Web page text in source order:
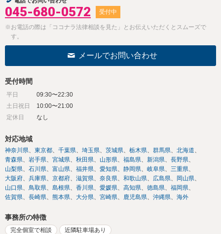
045-680-0572 受付中
※お電話の際は「ココナラ法律相談を見た」とお伝えいただくとスムーズで
す。
メールでお問い合わせ
受付時間
平日
09:30〜22:30
土日祝日
10:00〜21:00
定休日
なし
対応地域
神奈川県 東京都 千葉県 埼玉県 茨城県 栃木県 群馬県
北海道
青森県
岩手県 宮城県 秋田県 山形県 福島県 新潟県
長野県
山梨県
石川県 富山県 福井県 愛知県 静岡県 岐阜県
三重県
大阪府
兵庫県 京都府 滋賀県 奈良県 和歌山県 広島県
岡山県
山口県
鳥取県 島根県 香川県 愛媛県 高知県 徳島県
福岡県
佐賀県
長崎県 熊本県 大分県 宮崎県 鹿児島県 沖縄県 海外
事務所の特徴
完全個室で相談 近隣駐車場あり